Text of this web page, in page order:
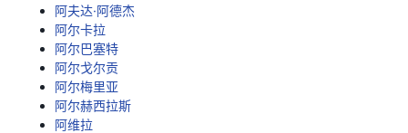
阿夫达·阿德杰
阿尔卡拉
阿尔巴塞特
阿尔戈尔贡
阿尔梅里亚
阿尔赫西拉斯
阿维拉